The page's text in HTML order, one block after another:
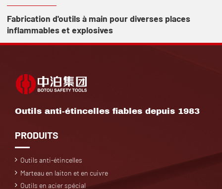
Fabrication d'outils à main pour diverses places
inflammables et explosives
Outils anti-étincelles fiables depuis 1983
PRODUITS
Outils anti-étincelles
Marteau en laiton et en cuivre
Outils en acier spécial